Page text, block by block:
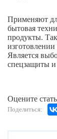
Применяют
бытовая
продукты.
Является
спецзащиты
Оцените
Поделиться: